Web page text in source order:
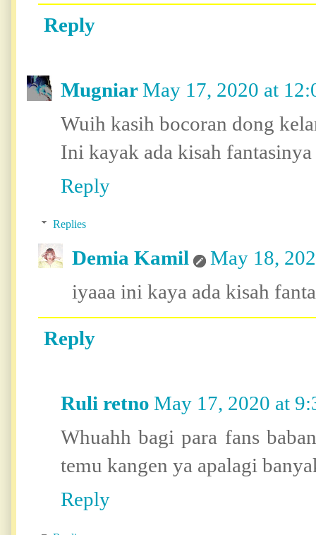
Reply
MugniarMay 17, 2020 at
Wuih kasih bocoran dong
Ini kayak ada kisah fantasinya
Reply
Replies
Demia Kamil
May 18,
iyaaa ini kaya ada kisah
Reply
Ruli retno May 17, 2020 at
Whuahh bagi para fans
temu kangen ya apalagi
Reply